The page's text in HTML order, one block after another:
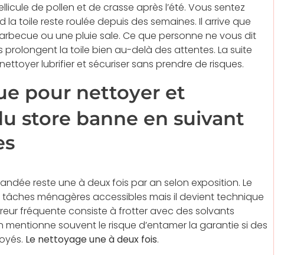
de pollen et de crasse après l’été. Vous sentez
toile reste roulée depuis des semaines. Il arrive que
ou une pluie sale. Ce que personne ne vous dit
prolongent la toile bien au-delà des attentes. La suite
lubrifier et sécuriser sans prendre de risques.
pour nettoyer et
store banne en suivant
reste une à deux fois par an selon exposition. Le
ménagères accessibles mais il devient technique
fréquente consiste à frotter avec des solvants
mentionne souvent le risque d’entamer la garantie si des
Le nettoyage une à deux fois.